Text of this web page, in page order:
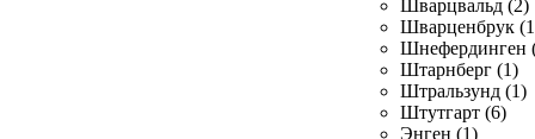
Шварцвальд (2)
Шварценбрук
Шнефердинген
Штарнберг (1)
Штральзунд (1)
Штутгарт (6)
Энген (1)